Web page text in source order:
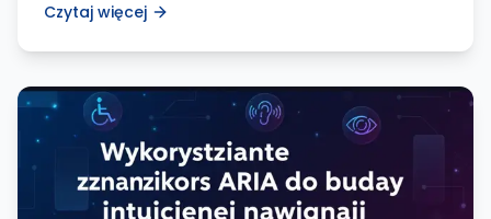
która pomaga przyciągnąć i zatrzymać uwagę
elementów na stronach www. Te dynamiczne
również zachęcają do aktywnego zaangażowania w
treści i interakcję z marką. Interaktywność jako klucz
do lepszego […]
Czytaj więcej